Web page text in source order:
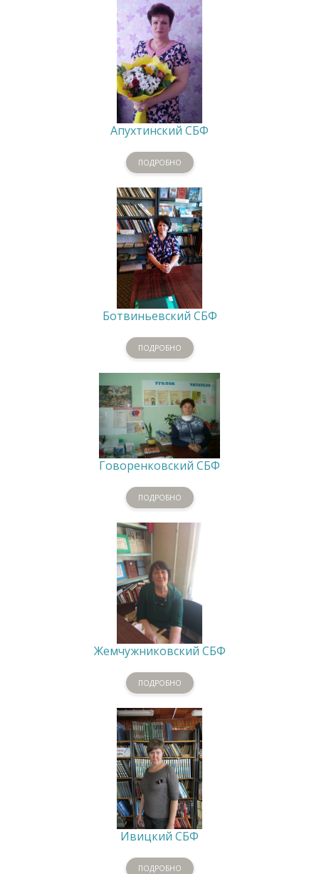
Апухтинский СБФ
ПОДРОБНО
Ботвиньевский СБФ
ПОДРОБНО
Говоренковский СБФ
ПОДРОБНО
Жемчужниковский СБФ
ПОДРОБНО
Ивицкий СБФ
ПОДРОБНО